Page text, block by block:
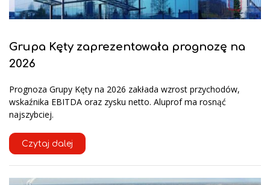
Grupa Kęty zaprezentowała prognozę na
2026
Prognoza Grupy Kęty na 2026 zakłada wzrost przychodów,
wskaźnika EBITDA oraz zysku netto. Aluprof ma rosnąć
najszybciej.
Czytaj dalej